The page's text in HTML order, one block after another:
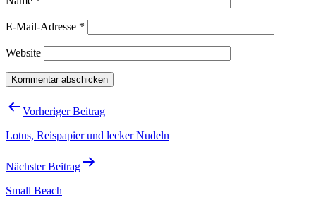
E-Mail-Adresse *
Website
Beitragsnavigation
Vorheriger Beitrag
Lotus, Reispapier und lecker Nudeln
Nächster Beitrag
Small Beach